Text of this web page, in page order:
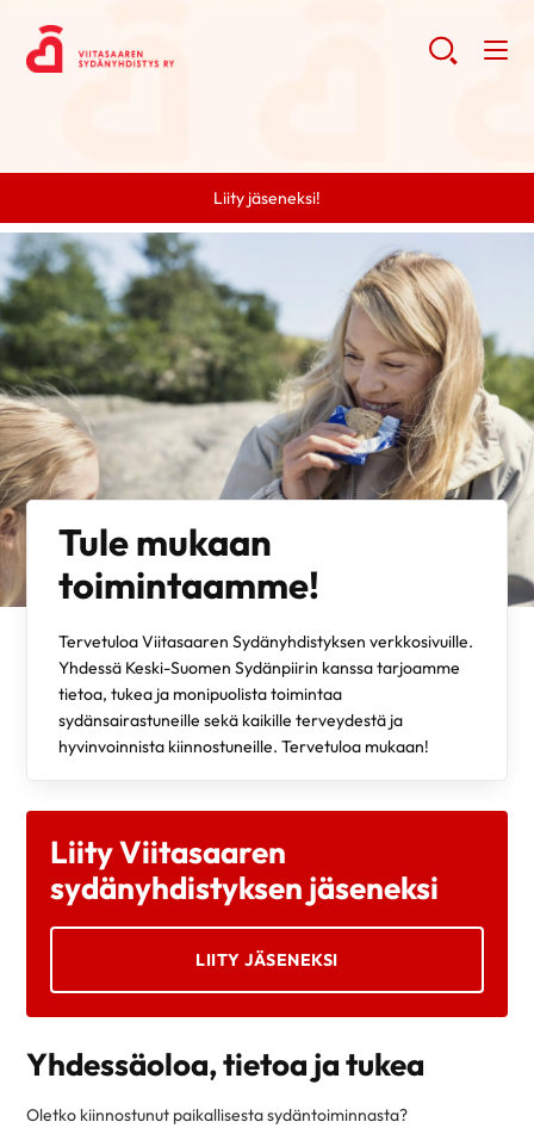
Liity jäseneksi!
Tule mukaan
toimintaamme!
Tervetuloa Viitasaaren Sydänyhdistyksen verkkosivuille.
Yhdessä Keski-Suomen Sydänpiirin kanssa tarjoamme
tietoa, tukea ja monipuolista toimintaa
sydänsairastuneille sekä kaikille terveydestä ja
hyvinvoinnista kiinnostuneille. Tervetuloa mukaan!
Liity Viitasaaren
sydänyhdistyksen jäseneksi
LIITY JÄSENEKSI
Yhdessäoloa, tietoa ja tukea
Oletko kiinnostunut paikallisesta sydäntoiminnasta?